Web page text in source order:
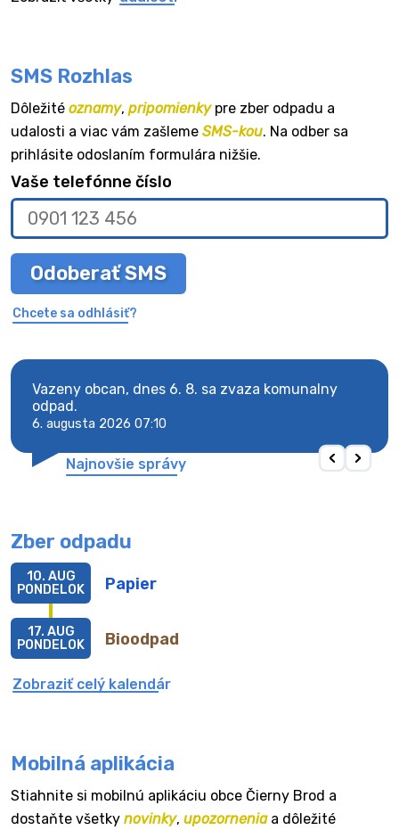
SMS Rozhlas
Dôležité oznamy, pripomienkypre zber odpadu a
udalosti a viac vám zašleme SMS-kou. Na odber sa
prihlásite odoslaním formulára nižšie.
Vaše telefónne číslo
Odoberať SMS
Chcete sa odhlásiť?
Vazeny obcan, dnes 6. 8. sa zvaza komunalny
odpad.
6. augusta 2026 07:10
Najnovšie správy
Zber odpadu
Papier
10. AUG
PONDELOK
Bioodpad
17. AUG
PONDELOK
Zobraziť celý kalendár
Mobilná aplikácia
Stiahnite si mobilnú aplikáciu obce Čierny Brod a
dostaňte všetky novinky, upozorneniaa dôležité